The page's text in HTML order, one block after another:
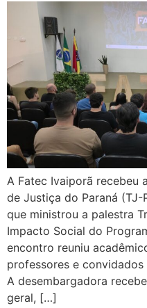
A Fatec Ivaiporã recebeu
de Justiça do Paraná (TJ-
que ministrou a palestra
Impacto Social do
encontro reuniu
professores e
A desembargadora
geral, […]